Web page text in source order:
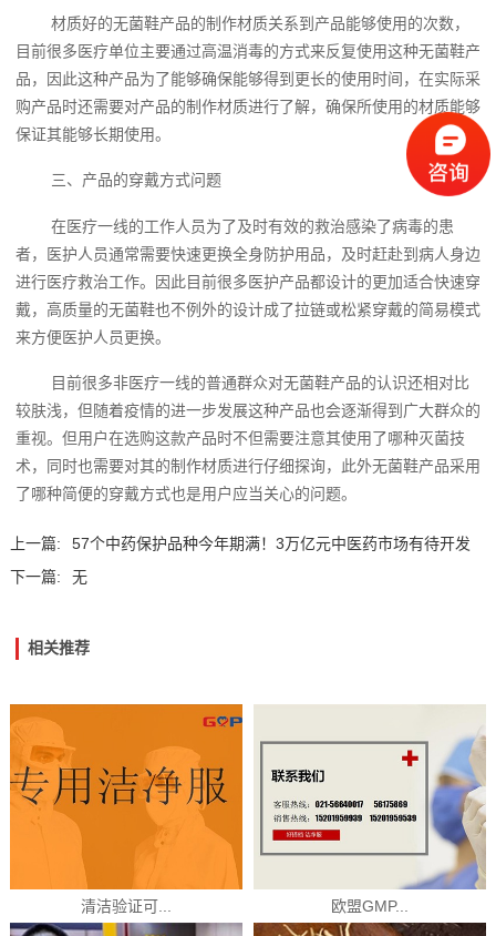
材质好的无菌鞋产品的制作材质关系到产品能够使用的次数，
目前很多医疗单位主要通过高温消毒的方式来反复使用这种无菌鞋产
品，因此这种产品为了能够确保能够得到更长的使用时间，在实际采
购产品时还需要对产品的制作材质进行了解，确保所使用的材质能够
保证其能够长期使用。
三、产品的穿戴方式问题
在医疗一线的工作人员为了及时有效的救治感染了病毒的患
者，医护人员通常需要快速更换全身防护用品，及时赶赴到病人身边
进行医疗救治工作。因此目前很多医护产品都设计的更加适合快速穿
戴，高质量的无菌鞋也不例外的设计成了拉链或松紧穿戴的简易模式
来方便医护人员更换。
目前很多非医疗一线的普通群众对无菌鞋产品的认识还相对比
较肤浅，但随着疫情的进一步发展这种产品也会逐渐得到广大群众的
重视。但用户在选购这款产品时不但需要注意其使用了哪种灭菌技
术，同时也需要对其的制作材质进行仔细探询，此外无菌鞋产品采用
了哪种简便的穿戴方式也是用户应当关心的问题。
上一篇:
57个中药保护品种今年期满！3万亿元中医药市场有待开发
下一篇:
无
相关推荐
清洁验证可... 欧盟GMP...